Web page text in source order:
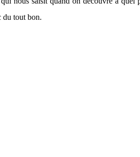
du tout bon.